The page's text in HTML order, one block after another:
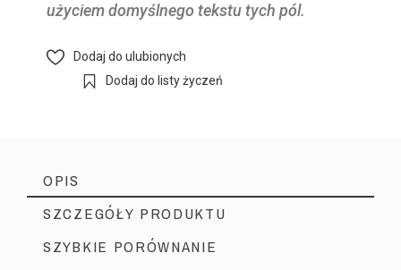
użyciem domyślnego tekstu tych pól.
Dodaj do ulubionych
Dodaj do listy życzeń
OPIS
SZCZEGÓŁY PRODUKTU
SZYBKIE PORÓWNANIE